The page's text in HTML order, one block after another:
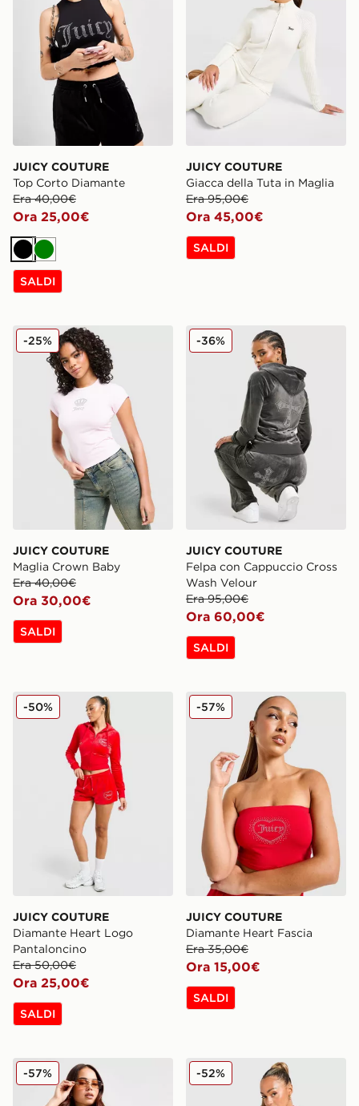
JUICY COUTURE
Top Corto Diamante
Era 40,00€
Ora 25,00€
NeroVerde
SALDI
JUICY COUTURE
Giacca della Tuta in Maglia
Era 95,00€
Ora 45,00€
SALDI
JUICY COUTURE Maglia Crown Baby
JUICY COUTURE
Maglia Crown Baby
Era 40,00€
Ora 30,00€
-25%
SALDI
JUICY COUTURE Felpa
JUICY COUTURE
Felpa con Cappuccio Cross
Wash Velour
Era 95,00€
Ora 60,00€
-36%
SALDI
JUICY COUTURE Diamante Heart Logo Pantaloncino
JUICY COUTURE
Diamante Heart Logo
Pantaloncino
Era 50,00€
Ora 25,00€
-50%
SALDI
JUICY COUTURE
JUICY COUTURE
Diamante Heart Fascia
Era 35,00€
Ora 15,00€
-57%
SALDI
JUICY COUTURE Top Bandeau Logo Diamante
-57% JUICY COUTURE Felpa
-52%